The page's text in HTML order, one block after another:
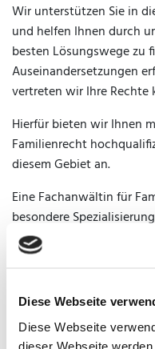
Diese Webseite
Diese Webseite
dieser Webseite
Wir unterstützen Sie in
und helfen Ihnen durch
besten Lösungswege zu
Auseinandersetzungen
vertreten wir Ihre
Hierfür bieten wir Ihnen
Familienrecht
diesem Gebiet an.
Eine Fachanwältin für
besondere
Erlangung des
theoretische
Fachanwalt verpflichtet,
bilden langjährige
und Weiterbildung die